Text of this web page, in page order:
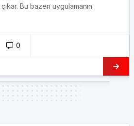
Bu bazen uygulamanın
0